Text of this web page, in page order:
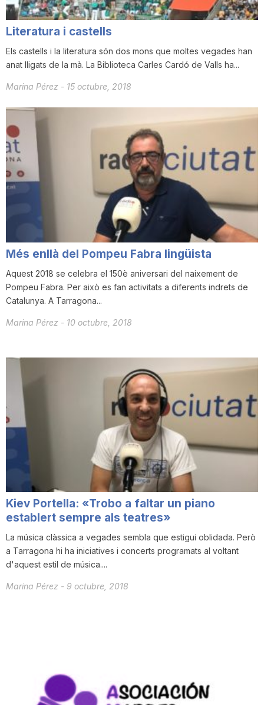
u
a
a
g
a
Literatura i castells
Els castells i la literatura són dos mons que moltes vegades han
anat lligats de la mà. La Biblioteca Carles Cardó de Valls ha...
Marina Pérez - 15 octubre, 2018
Més enllà del Pompeu Fabra lingüista
Aquest 2018 se celebra el 150è aniversari del naixement de
Pompeu Fabra. Per això es fan activitats a diferents indrets de
Catalunya. A Tarragona...
Marina Pérez - 10 octubre, 2018
Kiev Portella: «Trobo a faltar un piano
establert sempre als teatres»
La música clàssica a vegades sembla que estigui oblidada. Però
a Tarragona hi ha iniciatives i concerts programats al voltant
d'aquest estil de música....
Marina Pérez - 9 octubre, 2018